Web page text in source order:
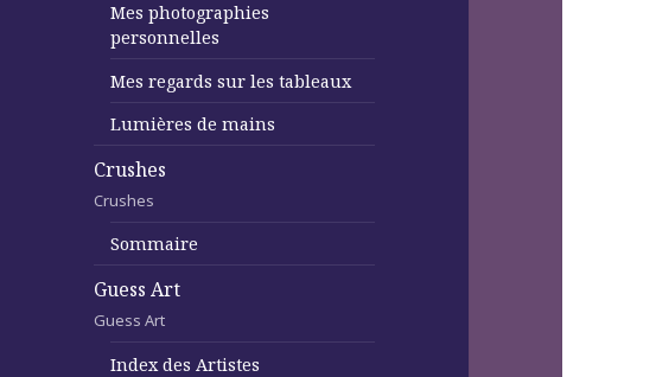
Mes photographies
personnelles
Mes regards sur les tableaux
Lumières de mains
Crushes
Crushes
Sommaire
Guess Art
Guess Art
Index des Artistes